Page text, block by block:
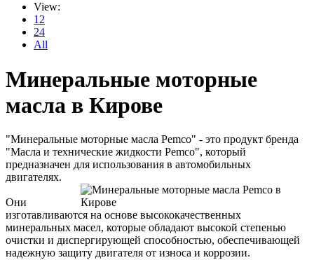
View:
12
24
All
Минеральные моторные
масла в Кирове
"Минеральные моторные масла Pemco" - это продукт бренда
"Масла и технические жидкости Pemco", который
предназначен для использования в автомобильных
двигателях.
Они
изготавливаются на основе высококачественных
минеральных масел, которые обладают высокой степенью
очистки и диспергирующей способностью, обеспечивающей
надежную защиту двигателя от износа и коррозии.